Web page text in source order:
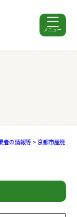
メニュー
者の情報等>京都市産廃